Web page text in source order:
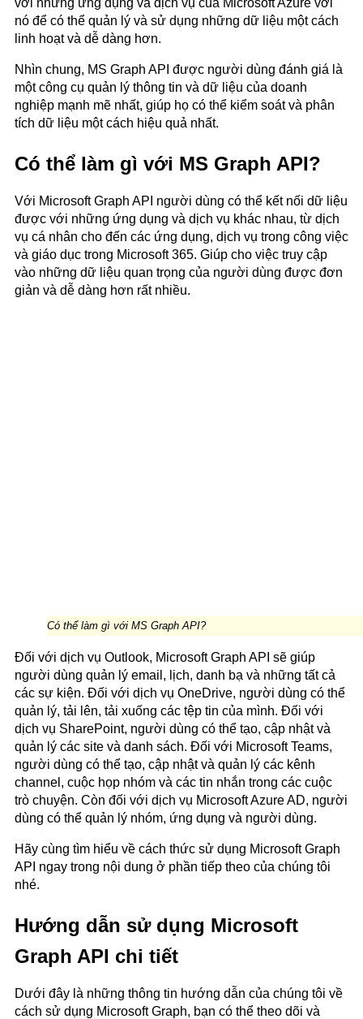
với những ứng dụng và dịch vụ của Microsoft Azure với
nó để có thể quản lý và sử dụng những dữ liệu một cách
linh hoạt và dễ dàng hơn.
Nhìn chung, MS Graph API được người dùng đánh giá là
một công cụ quản lý thông tin và dữ liệu của doanh
nghiệp mạnh mẽ nhất, giúp họ có thể kiểm soát và phân
tích dữ liệu một cách hiệu quả nhất.
Có thể làm gì với MS Graph API?
Với Microsoft Graph API người dùng có thể kết nối dữ liệu
được với những ứng dụng và dịch vụ khác nhau, từ dịch
vụ cá nhân cho đến các ứng dụng, dịch vụ trong công việc
và giáo dục trong Microsoft 365. Giúp cho việc truy cập
vào những dữ liệu quan trọng của người dùng được đơn
giản và dễ dàng hơn rất nhiều.
Có thể làm gì với MS Graph API?
Đối với dịch vụ Outlook, Microsoft Graph API sẽ giúp
người dùng quản lý email, lịch, danh bạ và những tất cả
các sự kiện. Đối với dịch vụ OneDrive, người dùng có thể
quản lý, tải lên, tải xuống các tệp tin của mình. Đối với
dịch vụ SharePoint, người dùng có thể tạo, cập nhật và
quản lý các site và danh sách. Đối với Microsoft Teams,
người dùng có thể tạo, cập nhật và quản lý các kênh
channel, cuộc họp nhóm và các tin nhắn trong các cuộc
trò chuyện. Còn đối với dịch vụ Microsoft Azure AD, người
dùng có thể quản lý nhóm, ứng dụng và người dùng.
Hãy cùng tìm hiểu về cách thức sử dụng Microsoft Graph
API ngay trong nội dung ở phần tiếp theo của chúng tôi
nhé.
Hướng dẫn sử dụng Microsoft
Graph API chi tiết
Dưới đây là những thông tin hướng dẫn của chúng tôi về
cách sử dụng Microsoft Graph, bạn có thể theo dõi và